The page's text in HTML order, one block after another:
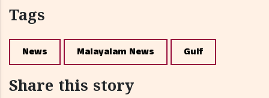
Tags
News Malayalam News Gulf
Share this story